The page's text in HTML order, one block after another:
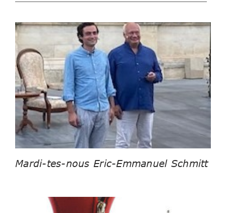
Mardi-tes-nous Eric-Emmanuel Schmitt